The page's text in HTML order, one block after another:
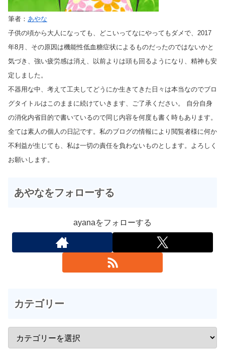
筆者： あやな
子供の頃から大人になっても、どこいってなにやってもダメで、2017
年8月、その原因は機能性低血糖症状によるものだったのではないかと
気づき、強い疲労感は消え、以前よりは頭も回るようになり、精神も安
定しました。
不器用な中、考えて工夫してどうにか生きてきた日々は本当なのでブロ
グタイトルはこのままに続けていきます、ご了承ください。 自分自身
の消化内省目的で書いているので同じ内容を何度も書く時もあります。
全ては素人の個人の日記です。私のブログの情報により閲覧者様に何か
不利益が生じても、私は一切の責任を負わないものとします。よろしく
お願いします。
あやなをフォローする
ayanaをフォローする
カテゴリー